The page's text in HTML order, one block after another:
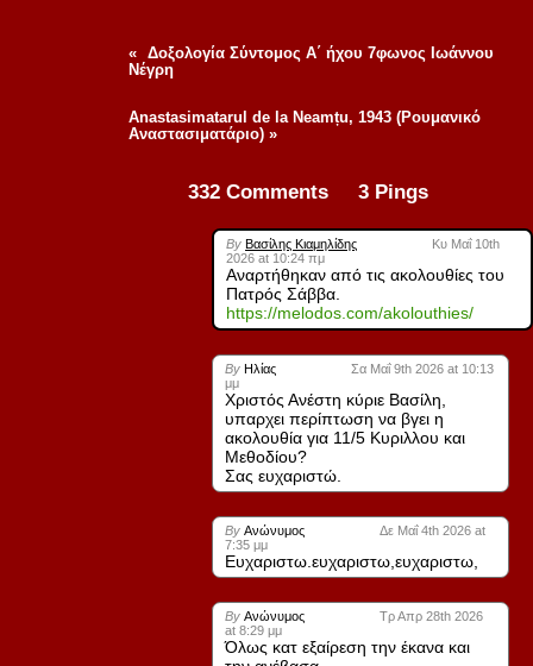
«
Δοξολογία Σύντομος Α΄ ήχου 7φωνος Ιωάννου
Νέγρη
Anastasimatarul de la Neamțu, 1943 (Ρουμανικό
Αναστασιματάριο) »
332 Comments 3 Pings
By Βασίλης Κιαμηλίδης
Κυ Μαΐ 10th
2026 at 10:24 πμ
Αναρτήθηκαν από τις ακολουθίες του
Πατρός Σάββα.
https://melodos.com/akolouthies/
By Ηλίας
Σα Μαΐ 9th 2026 at 10:13
μμ
Χριστός Ανέστη κύριε Βασίλη,
υπαρχει περίπτωση να βγει η
ακολουθία για 11/5 Κυριλλου και
Μεθοδίου?
Σας ευχαριστώ.
By Ανώνυμος
Δε Μαΐ 4th 2026 at
7:35 μμ
Ευχαριστω.ευχαριστω,ευχαριστω,
By Ανώνυμος
Τρ Απρ 28th 2026
at 8:29 μμ
Όλως κατ εξαίρεση την έκανα και